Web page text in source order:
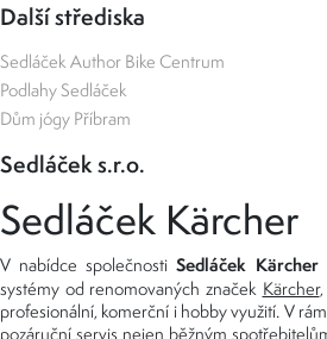
Další střediska
Sedláček Author Bike Centrum
Podlahy Sedláček
Dům jógy Příbram
Sedláček s.r.o.
Sedláček Kärcher
V nabídce společnostiSedláček Kärcher
systémy od renomovaných značek Kärcher
profesionální, komerční i hobby využití. V
pozáruční servis nejen běžným